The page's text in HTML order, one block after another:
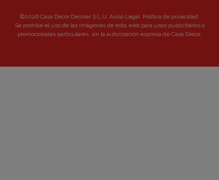
©2026 Casa Decor Decorar S.L.U. Aviso Legal. Política de privacidad.
Se prohibe el uso de las imágenes de esta web para usos publicitarios o
promocionales particulares, sin la autorización expresa de Casa Decor.